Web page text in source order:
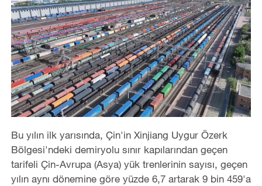
Bu yılın ilk yarısında, Çin'in Xinjiang Uygur Özerk
Bölgesi'ndeki demiryolu sınır kapılarından geçen
tarifeli Çin-Avrupa (Asya) yük trenlerinin sayısı, geçen
yılın aynı dönemine göre yüzde 6,7 artarak 9 bin 459'a